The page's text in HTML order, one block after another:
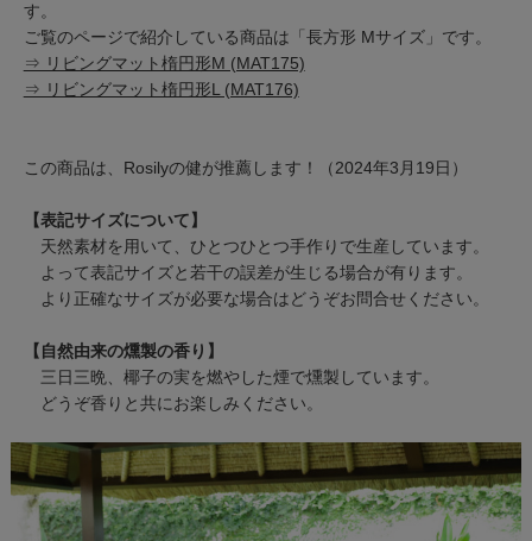
す。
ご覧のページで紹介している商品は「長方形 Mサイズ」です。
⇒ リビングマット楕円形M (MAT175)
⇒ リビングマット楕円形L (MAT176)
この商品は、Rosilyの健が推薦します！（2024年3月19日）
【表記サイズについて】
天然素材を用いて、ひとつひとつ手作りで生産しています。
よって表記サイズと若干の誤差が生じる場合が有ります。
より正確なサイズが必要な場合はどうぞお問合せください。
【自然由来の燻製の香り】
三日三晩、椰子の実を燃やした煙で燻製しています。
どうぞ香りと共にお楽しみください。